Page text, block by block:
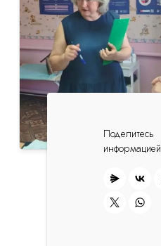
Поделитесь
информацией